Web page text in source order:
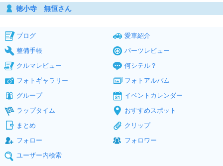
徳小寺 無恒さん
ブログ
愛車紹介
整備手帳
パーツレビュー
クルマレビュー
何シテル？
フォトギャラリー
フォトアルバム
グループ
イベントカレンダー
ラップタイム
おすすめスポット
まとめ
クリップ
フォロー
フォロワー
ユーザー内検索